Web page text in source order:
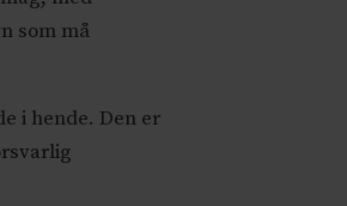
som må
i hende. Den er